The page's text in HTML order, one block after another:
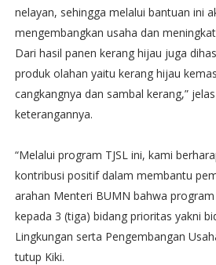
nelayan, sehingga melalui bantuan ini
mengembangkan usaha dan
Dari hasil panen kerang hijau juga
produk olahan yaitu kerang hijau
cangkangnya dan sambal kerang,”
keterangannya.
“Melalui program TJSL ini, kami
kontribusi positif dalam membantu
arahan Menteri BUMN bahwa
kepada 3 (tiga) bidang prioritas yakni
Lingkungan serta Pengembangan
tutup Kiki.